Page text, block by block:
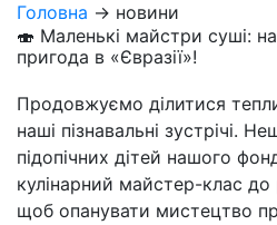
Головна → новини
🍣 Маленькі майстри суші:
пригода в «Євразії»!
Продовжуємо ділитися
наші пізнавальні зустрічі.
підопічних дітей нашого
кулінарний майстер-клас до
щоб опанувати мистецтво